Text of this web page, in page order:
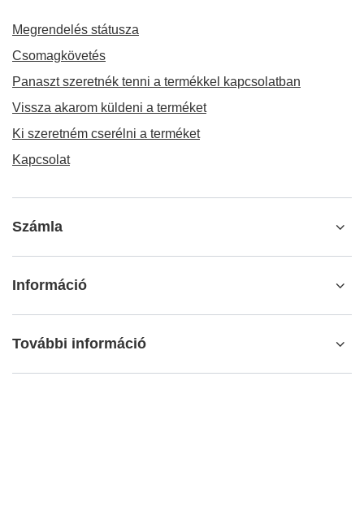
Megrendelés státusza
Csomagkövetés
Panaszt szeretnék tenni a termékkel kapcsolatban
Vissza akarom küldeni a terméket
Ki szeretném cserélni a terméket
Kapcsolat
Számla
Információ
További információ